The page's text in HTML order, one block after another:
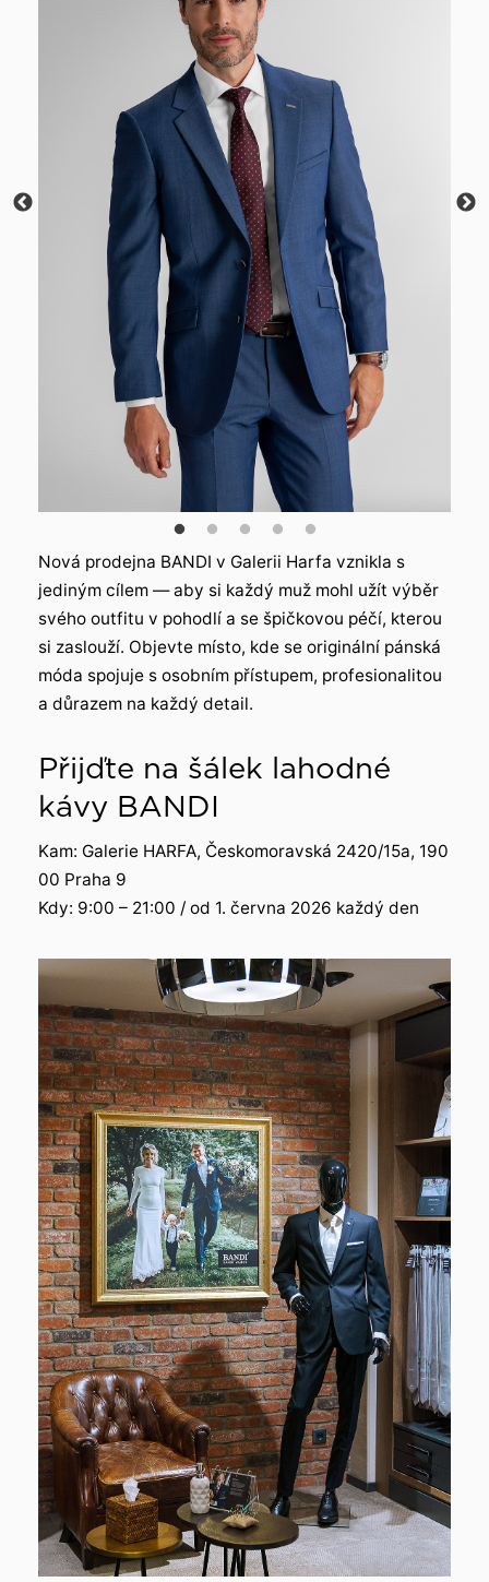
Nová prodejna BANDI v Galerii Harfa vznikla s
jediným cílem — aby si každý muž mohl užít výběr
svého outfitu v pohodlí a se špičkovou péčí, kterou
si zaslouží. Objevte místo, kde se originální pánská
móda spojuje s osobním přístupem, profesionalitou
a důrazem na každý detail.
Přijďte na šálek lahodné
kávy BANDI
Kam: Galerie HARFA, Českomoravská 2420/15a, 190
00 Praha 9
Kdy: 9:00 – 21:00 / od 1. června 2026 každý den